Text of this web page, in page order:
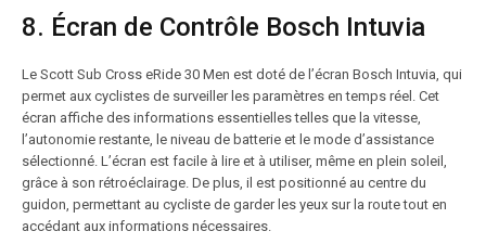
8. Écran de Contrôle Bosch Intuvia
Le Scott Sub Cross eRide 30 Men est doté de l’écran Bosch Intuvia, qui
permet aux cyclistes de surveiller les paramètres en temps réel. Cet
écran affiche des informations essentielles telles que la vitesse,
l’autonomie restante, le niveau de batterie et le mode d’assistance
sélectionné. L’écran est facile à lire et à utiliser, même en plein soleil,
grâce à son rétroéclairage. De plus, il est positionné au centre du
guidon, permettant au cycliste de garder les yeux sur la route tout en
accédant aux informations nécessaires.